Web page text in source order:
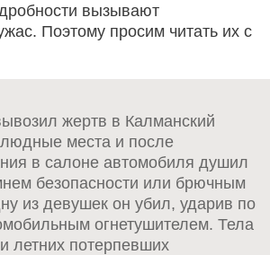
вызывают
Поэтому просим читать их с
жертв в Калманский
места и после
в салоне автомобиля душил
безопасности или брючным
из девушек он убил, ударив по
огнетушителем. Тела
летних потерпевших